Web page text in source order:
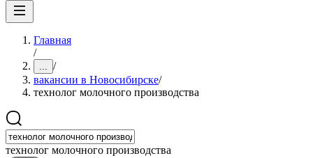
Главная
/
... /
вакансии в Новосибирске/
технолог молочного производства
технолог молочного производства